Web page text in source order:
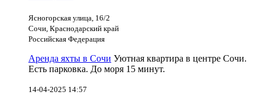
Ясногорская улица, 16/2
Сочи, Краснодарский край
Российская Федерация
Аренда яхты в Сочи Уютная квартира в центре Сочи.
Есть парковка. До моря 15 минут.
14-04-2025 14:57